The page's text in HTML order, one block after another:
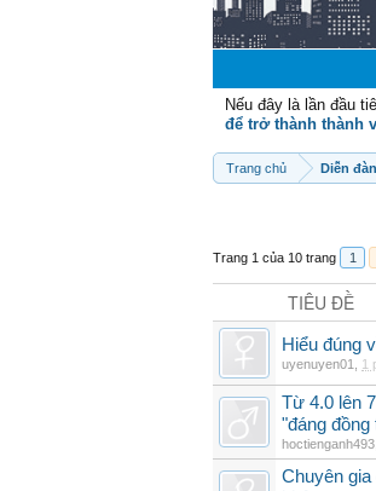
Nếu đây là lần đầu
để trở thành thành
Trang chủ Diễn đàn
Trang 1 của 10 trang 1
TIÊU ĐỀ
Hiểu đúng
uyenuyen01 1
Từ 4.0 lên
"đáng đồng
hoctienganh493
Chuyên gia